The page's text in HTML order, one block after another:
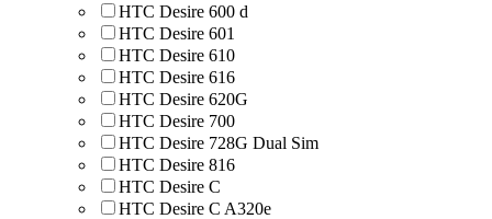
HTC Desire 600 d
HTC Desire 601
HTC Desire 610
HTC Desire 616
HTC Desire 620G
HTC Desire 700
HTC Desire 728G Dual Sim
HTC Desire 816
HTC Desire C
HTC Desire C A320e